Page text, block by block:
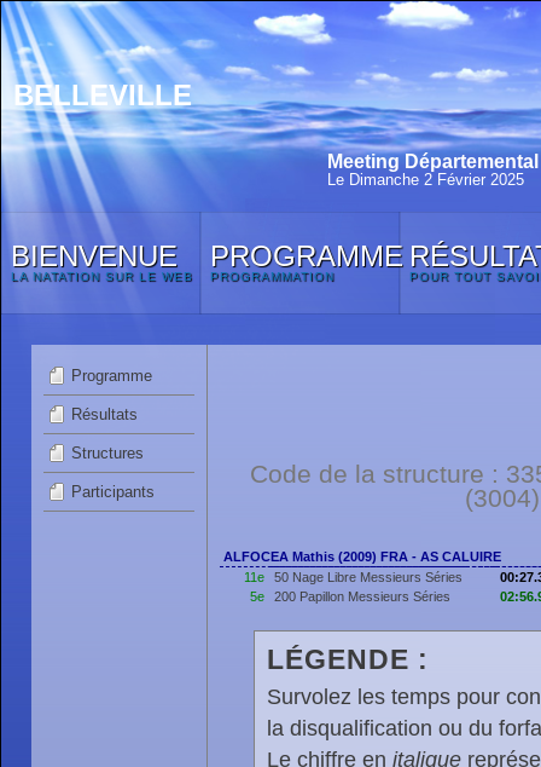
BELLEVILLE
Meeting
Le Dimanche 2 Février 2025
BIENVENUE
LA NATATION SUR LE WEB
PROGRAMME
PROGRAMMATION POUR TOUT
Programme
Résultats
Structures
Participants
Code de la structure :
ALFOCEA Mathis (2009) FRA - AS CALUIRE
11e
50 Nage Libre Messieurs Séries
5e
200 Papillon Messieurs Séries
LÉGENDE :
Survolez les temps pour
la disqualification ou du
Le chiffre en italique